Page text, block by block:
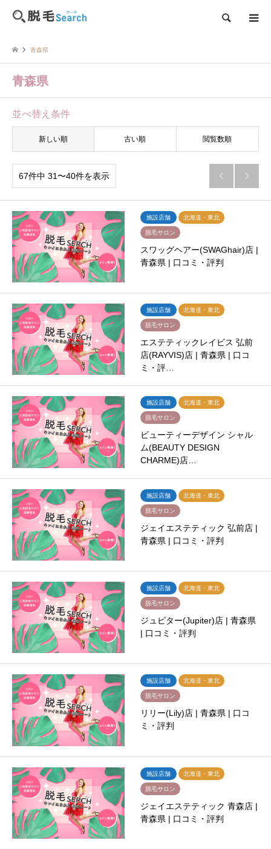
検索
青森県
青森県
並べ替え条件
新しい順 古い順 閲覧数順
67件中 31〜40件を表示  
施設店舗 北海道・東北
脱毛サロン
スワッグヘアー(SWAGhair)店 |
青森県 | 口コミ・評判
施設店舗 北海道・東北
脱毛サロン
エステティックレイビス 弘前
店(RAYVIS)店 | 青森県 | 口コ
ミ・評…
施設店舗 北海道・東北
脱毛サロン
ビューティーデザイン シャル
ム(BEAUTY DESIGN
CHARME)店…
施設店舗 北海道・東北
脱毛サロン
ジェイエステティック 弘前店 |
青森県 | 口コミ・評判
施設店舗 北海道・東北
脱毛サロン
ジュピター(Jupiter)店 | 青森県
| 口コミ・評判
施設店舗 北海道・東北
脱毛サロン
リリー(Lily)店 | 青森県 | 口コ
ミ・評判
施設店舗 北海道・東北
脱毛サロン
ジェイエステティック 青森店 |
青森県 | 口コミ・評判